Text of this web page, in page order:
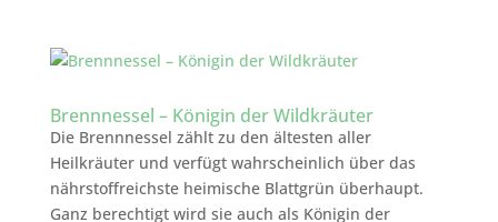
Brennnessel – Königin der Wildkräuter
Die Brennnessel zählt zu den ältesten aller
Heilkräuter und verfügt wahrscheinlich über das
nährstoffreichste heimische Blattgrün überhaupt.
Ganz berechtigt wird sie auch als Königin der